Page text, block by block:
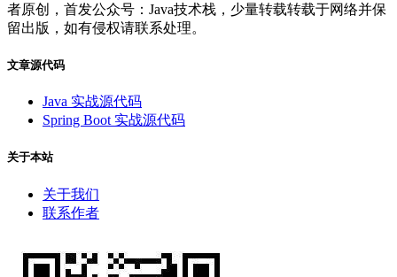
者原创，首发公众号：Java技术栈，少量转载转载于网络并保
留出版，如有侵权请联系处理。
文章源代码
Java 实战源代码
Spring Boot 实战源代码
关于本站
关于我们
联系作者